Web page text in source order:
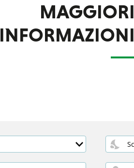
MAGGIORI
INFORMAZIONI